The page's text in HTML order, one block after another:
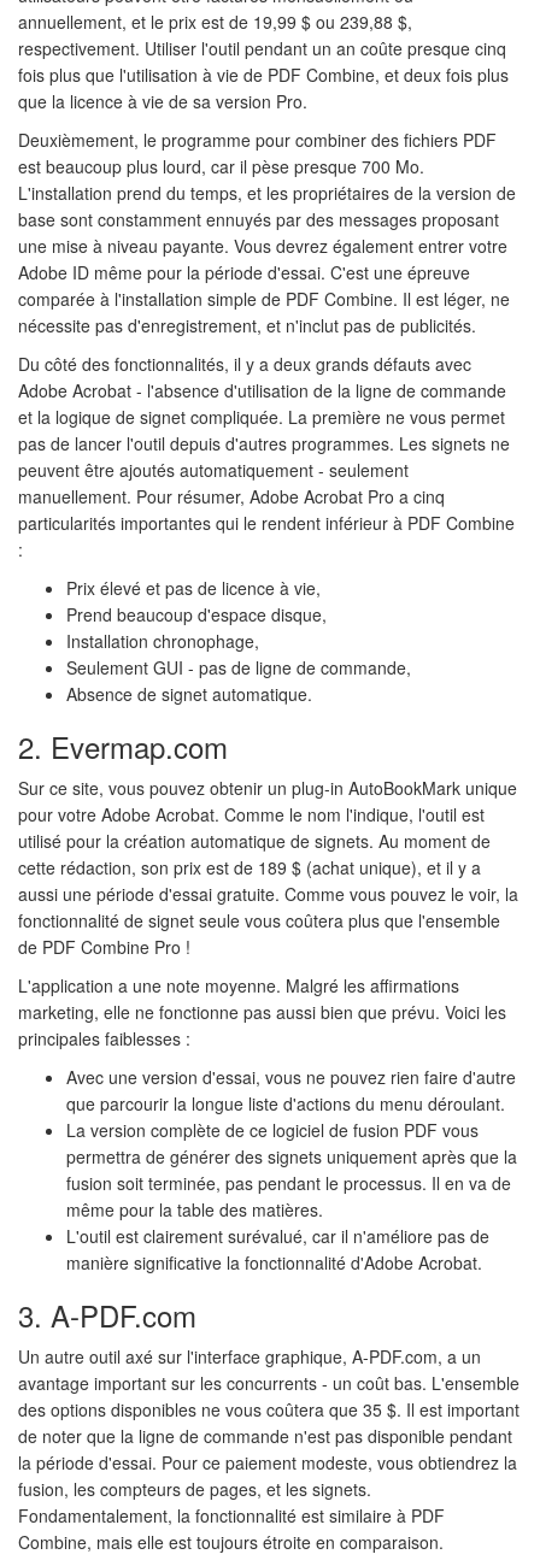
annuellement, et le prix est de 19,99 $ ou 239,88 $,
respectivement. Utiliser l'outil pendant un an coûte presque cinq
fois plus que l'utilisation à vie de PDF Combine, et deux fois plus
que la licence à vie de sa version Pro.
Deuxièmement, le programme pour combiner des fichiers PDF
est beaucoup plus lourd, car il pèse presque 700 Mo.
L'installation prend du temps, et les propriétaires de la version de
base sont constamment ennuyés par des messages proposant
une mise à niveau payante. Vous devrez également entrer votre
Adobe ID même pour la période d'essai. C'est une épreuve
comparée à l'installation simple de PDF Combine. Il est léger, ne
nécessite pas d'enregistrement, et n'inclut pas de publicités.
Du côté des fonctionnalités, il y a deux grands défauts avec
Adobe Acrobat - l'absence d'utilisation de la ligne de commande
et la logique de signet compliquée. La première ne vous permet
pas de lancer l'outil depuis d'autres programmes. Les signets ne
peuvent être ajoutés automatiquement - seulement
manuellement. Pour résumer, Adobe Acrobat Pro a cinq
particularités importantes qui le rendent inférieur à PDF Combine
:
Prix élevé et pas de licence à vie,
Prend beaucoup d'espace disque,
Installation chronophage,
Seulement GUI - pas de ligne de commande,
Absence de signet automatique.
2. Evermap.com
Sur ce site, vous pouvez obtenir un plug-in AutoBookMark unique
pour votre Adobe Acrobat. Comme le nom l'indique, l'outil est
utilisé pour la création automatique de signets. Au moment de
cette rédaction, son prix est de 189 $ (achat unique), et il y a
aussi une période d'essai gratuite. Comme vous pouvez le voir, la
fonctionnalité de signet seule vous coûtera plus que l'ensemble
de PDF Combine Pro !
L'application a une note moyenne. Malgré les affirmations
marketing, elle ne fonctionne pas aussi bien que prévu. Voici les
principales faiblesses :
Avec une version d'essai, vous ne pouvez rien faire d'autre
que parcourir la longue liste d'actions du menu déroulant.
La version complète de ce logiciel de fusion PDF vous
permettra de générer des signets uniquement après que la
fusion soit terminée, pas pendant le processus. Il en va de
même pour la table des matières.
L'outil est clairement surévalué, car il n'améliore pas de
manière significative la fonctionnalité d'Adobe Acrobat.
3. A-PDF.com
Un autre outil axé sur l'interface graphique, A-PDF.com, a un
avantage important sur les concurrents - un coût bas. L'ensemble
des options disponibles ne vous coûtera que 35 $. Il est important
de noter que la ligne de commande n'est pas disponible pendant
la période d'essai. Pour ce paiement modeste, vous obtiendrez la
fusion, les compteurs de pages, et les signets.
Fondamentalement, la fonctionnalité est similaire à PDF
Combine, mais elle est toujours étroite en comparaison.